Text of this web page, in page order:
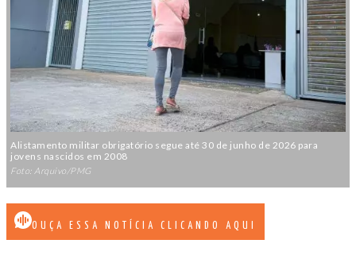
Alistamento militar obrigatório segue até 30 de junho de 2026 para
jovens nascidos em 2008
Foto: Arquivo/PMG
OUÇA ESSA NOTÍCIA CLICANDO AQUI